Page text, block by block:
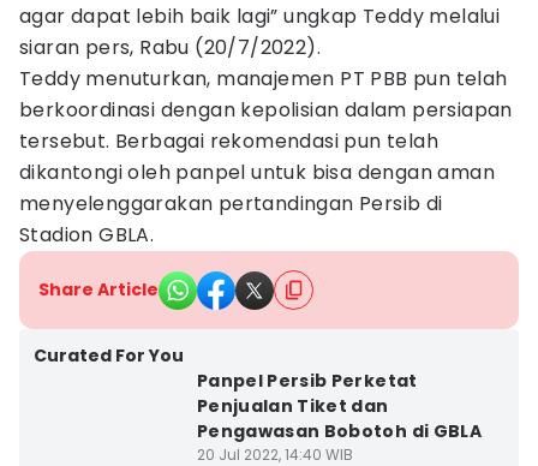
agar dapat lebih baik lagi” ungkap Teddy melalui
siaran pers, Rabu (20/7/2022).
Teddy menuturkan, manajemen PT PBB pun telah
berkoordinasi dengan kepolisian dalam persiapan
tersebut. Berbagai rekomendasi pun telah
dikantongi oleh panpel untuk bisa dengan aman
menyelenggarakan pertandingan Persib di
Stadion GBLA.
Share Article
Curated For You
Panpel Persib Perketat
Penjualan Tiket dan
Pengawasan Bobotoh di GBLA
20 Jul 2022, 14:40 WIB